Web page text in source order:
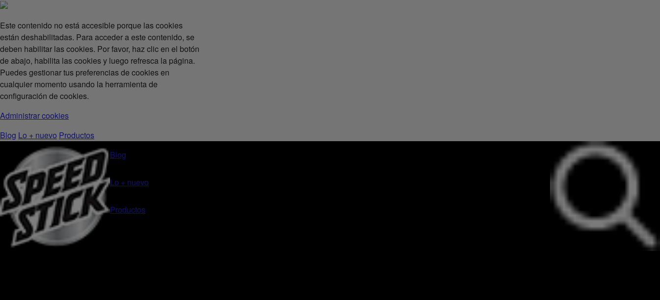
Este contenido no está accesible porque las cookies
están deshabilitadas. Para acceder a este contenido, se
deben habilitar las cookies. Por favor, haz clic en el botón
de abajo, habilita las cookies y luego refresca la página.
Puedes gestionar tus preferencias de cookies en
cualquier momento usando la herramienta de
configuración de cookies.
Administrar cookies
Blog Lo + nuevo Productos
Blog
Lo + nuevo
Productos